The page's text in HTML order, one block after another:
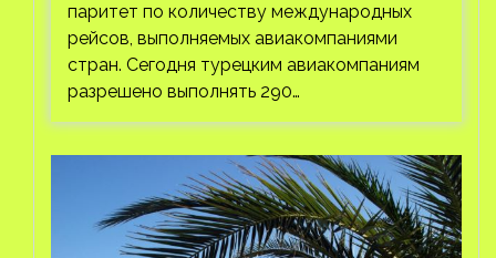
паритет по количеству международных
рейсов, выполняемых авиакомпаниями
стран. Сегодня турецким авиакомпаниям
разрешено выполнять 290…